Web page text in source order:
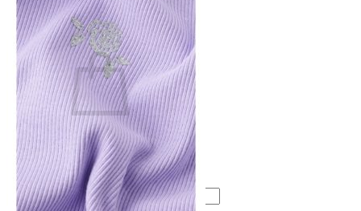
Kirjaudu
Ostoskori on tyhjä.
Takaisin kauppaan
Etsi: